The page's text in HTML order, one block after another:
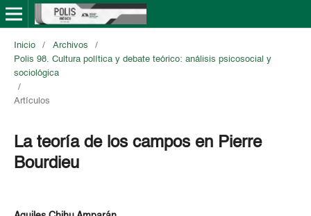
Inicio / Archivos
/
Polis 98. Cultura política y debate teórico: análisis psicosocial y
sociológica
/
Artículos
La teoría de los campos en Pierre
Bourdieu